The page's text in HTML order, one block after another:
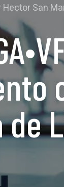
Hector San
de